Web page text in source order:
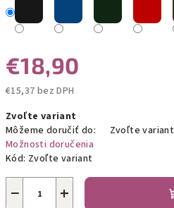
€18,90
€15,37 bez DPH
cena:
Zvoľte variant
Môžeme doručiť do:
Zvoľte variant
Možnosti doručenia
Kód: Zvoľte variant
+
−